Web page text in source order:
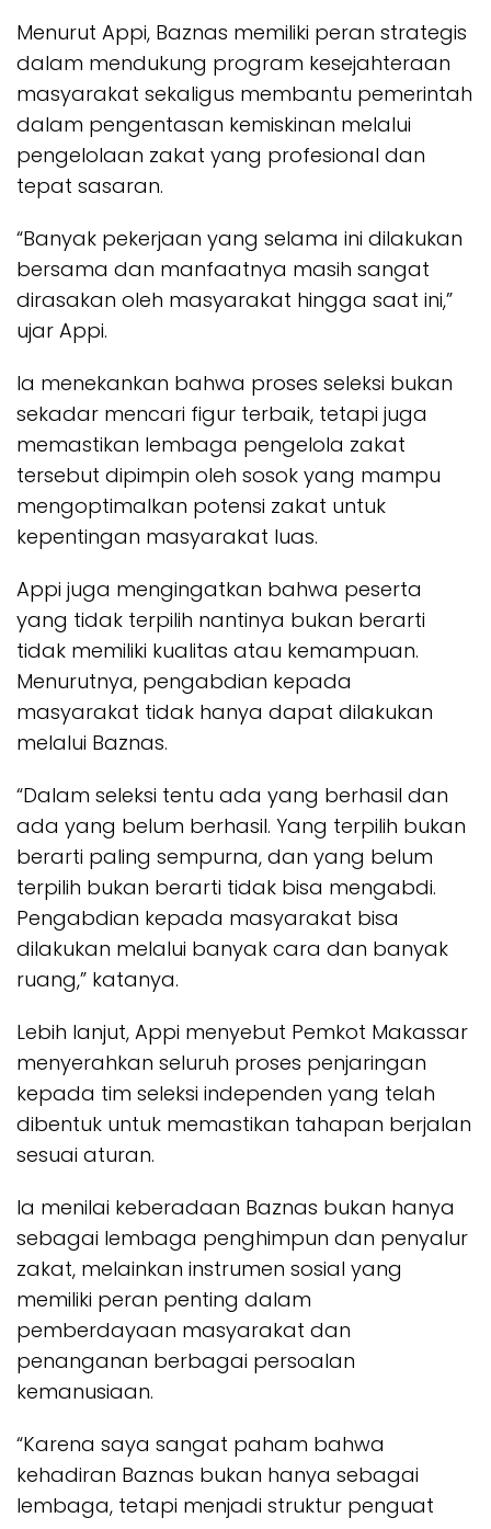
Menurut Appi, Baznas memiliki peran strategis
dalam mendukung program kesejahteraan
masyarakat sekaligus membantu pemerintah
dalam pengentasan kemiskinan melalui
pengelolaan zakat yang profesional dan
tepat sasaran.
“Banyak pekerjaan yang selama ini dilakukan
bersama dan manfaatnya masih sangat
dirasakan oleh masyarakat hingga saat ini,”
ujar Appi.
Ia menekankan bahwa proses seleksi bukan
sekadar mencari figur terbaik, tetapi juga
memastikan lembaga pengelola zakat
tersebut dipimpin oleh sosok yang mampu
mengoptimalkan potensi zakat untuk
kepentingan masyarakat luas.
Appi juga mengingatkan bahwa peserta
yang tidak terpilih nantinya bukan berarti
tidak memiliki kualitas atau kemampuan.
Menurutnya, pengabdian kepada
masyarakat tidak hanya dapat dilakukan
melalui Baznas.
“Dalam seleksi tentu ada yang berhasil dan
ada yang belum berhasil. Yang terpilih bukan
berarti paling sempurna, dan yang belum
terpilih bukan berarti tidak bisa mengabdi.
Pengabdian kepada masyarakat bisa
dilakukan melalui banyak cara dan banyak
ruang,” katanya.
Lebih lanjut, Appi menyebut Pemkot Makassar
menyerahkan seluruh proses penjaringan
kepada tim seleksi independen yang telah
dibentuk untuk memastikan tahapan berjalan
sesuai aturan.
Ia menilai keberadaan Baznas bukan hanya
sebagai lembaga penghimpun dan penyalur
zakat, melainkan instrumen sosial yang
memiliki peran penting dalam
pemberdayaan masyarakat dan
penanganan berbagai persoalan
kemanusiaan.
“Karena saya sangat paham bahwa
kehadiran Baznas bukan hanya sebagai
lembaga, tetapi menjadi struktur penguat